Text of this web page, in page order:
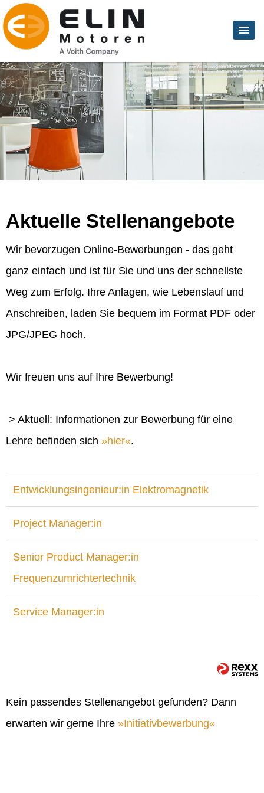
Aktuelle Stellenangebote
Wir bevorzugen Online-Bewerbungen - das geht
ganz einfach und ist für Sie und uns der schnellste
Weg zum Erfolg. Ihre Anlagen, wie Lebenslauf und
Anschreiben, laden Sie bequem im Format PDF oder
JPG/JPEG hoch.
Wir freuen uns auf Ihre Bewerbung!
> Aktuell: Informationen zur Bewerbung für eine
Lehre befinden sich
hier .
Entwicklungsingenieur:in Elektromagnetik
Project Manager:in
Senior Product Manager:in
Frequenzumrichtertechnik
Service Manager:in
Kein passendes Stellenangebot gefunden? Dann
erwarten wir gerne Ihre
Initiativbewerbung